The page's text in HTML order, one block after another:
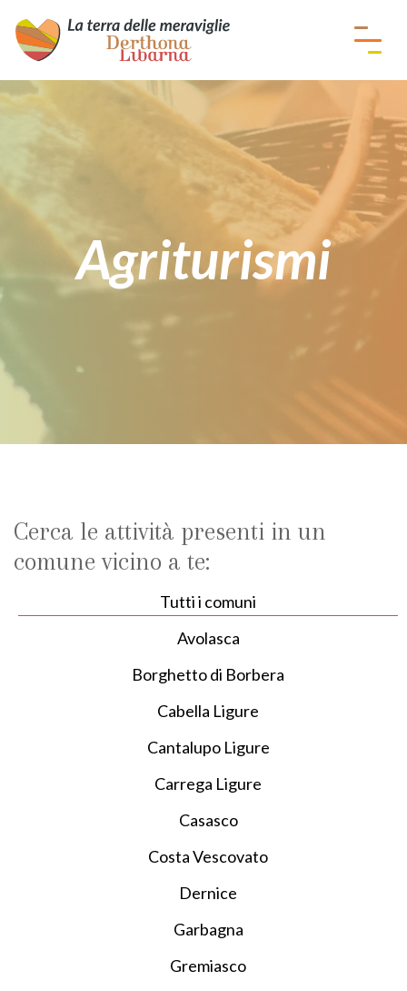
Agriturismi
Cerca le attività presenti in un
comune vicino a te:
Tutti i comuni
Avolasca
Borghetto di Borbera
Cabella Ligure
Cantalupo Ligure
Carrega Ligure
Casasco
Costa Vescovato
Dernice
Garbagna
Gremiasco